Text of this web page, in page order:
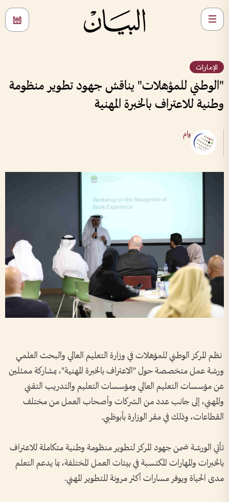
الإمارات
"الوطني للمؤهلات" يناقش جهود تطوير منظومة
وطنية للاعتراف بالخبرة المهنية
وام
نظم المركز الوطني للمؤهلات في وزارة التعليم العالي والبحث العلمي
ورشة عمل متخصصة حول "الاعتراف بالخبرة المهنية"، بمشاركة ممثلين
عن مؤسسات التعليم العالي ومؤسسات التعليم والتدريب التقني
والمهني، إلى جانب عدد من الشركات وأصحاب العمل من مختلف
القطاعات، وذلك في مقر الوزارة بأبوظبي.
تأتي الورشة ضمن جهود المركز لتطوير منظومة وطنية متكاملة للاعتراف
بالخبرات والمهارات المكتسبة في بيئات العمل المختلفة، بما يدعم التعلم
مدى الحياة ويوفر مسارات أكثر مرونة للتطوير المهني.